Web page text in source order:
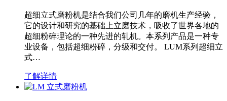
超细立式磨粉机是结合我们公司几年的磨机生产经验，
它的设计和研究的基础上立磨技术，吸收了世界各地的
超细粉碎理论的一种先进的轧机。本系列产品是一种专
业设备，包括超细粉碎，分级和交付。 LUM系列超细立
式…
了解详情